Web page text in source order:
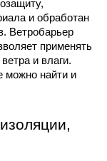
и обработан
Ветробарьер
применять
и влаги.